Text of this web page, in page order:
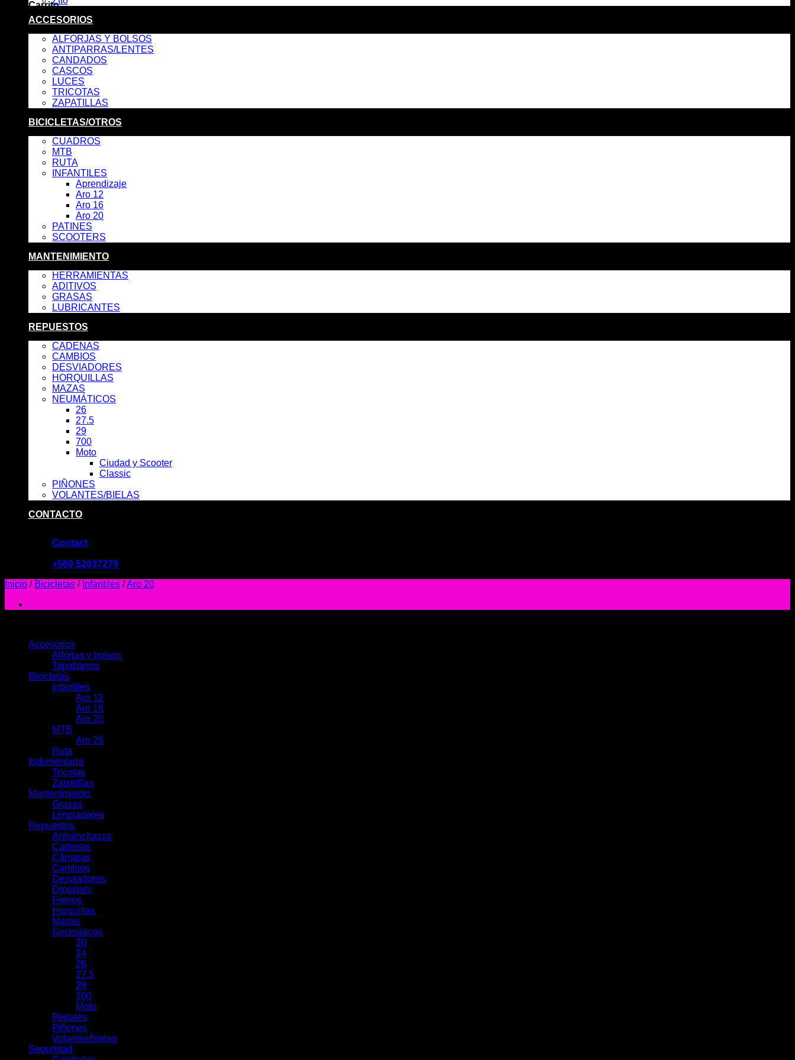
Carrito
ACCESORIOS
ALFORJAS Y BOLSOS
ANTIPARRAS/LENTES
CANDADOS
CASCOS
LUCES
TRICOTAS
ZAPATILLAS
BICICLETAS/OTROS
CUADROS
MTB
RUTA
INFANTILES
Aprendizaje
Aro 12
Aro 16
Aro 20
PATINES
SCOOTERS
MANTENIMIENTO
HERRAMIENTAS
ADITIVOS
GRASAS
LUBRICANTES
REPUESTOS
CADENAS
CAMBIOS
DESVIADORES
HORQUILLAS
MAZAS
NEUMÁTICOS
26
27.5
29
700
Moto
Ciudad y Scooter
Classic
PIÑONES
VOLANTES/BIELAS
CONTACTO
Contact
+569 52037279
Inicio / Bicicletas / Infantiles /Aro 20
Accesorios
Alforjas y bolsos
Tapabarros
Bicicletas
Infantiles
Aro 12
Aro 16
Aro 20
MTB
Aro 29
Ruta
Indumentaria
Tricotas
Zapatillas
Mantenimiento
Grasas
Limpiadores
Repuestos
Antipinchazos
Cadenas
Cámaras
Cambios
Desviadores
Droppers
Frenos
Horquillas
Mazas
Neumáticos
20
24
26
27.5
29
700
Moto
Pedales
Piñones
Volantes/bielas
Seguridad